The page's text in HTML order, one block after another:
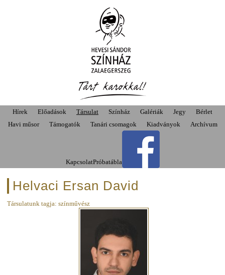
Hírek Előadások Társulat Színház Galériák Jegy
Bérlet
Havi műsor
Támogatók Tanári csomagok Kiadványok Archívum
KapcsolatPróbatábla
Helvaci Ersan David
Társulatunk tagja: színművész